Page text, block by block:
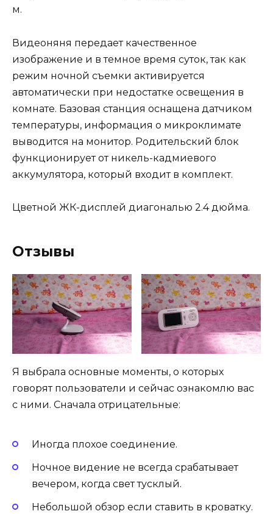
м.
Видеоняня передает качественное
изображение и в темное время суток, так как
режим ночной съемки активируется
автоматически при недостатке освещения в
комнате. Базовая станция оснащена датчиком
температуры, информация о микроклимате
выводится на монитор. Родительский блок
функционирует от никель-кадмиевого
аккумулятора, который входит в комплект.
Цветной ЖК-дисплей диагональю 2.4 дюйма.
Отзывы
Я выбрала основные моменты, о которых
говорят пользователи и сейчас ознакомлю вас
с ними. Сначала отрицательные:
Иногда плохое соединение.
Ночное видение не всегда срабатывает
вечером, когда свет тусклый.
Небольшой обзор если ставить в кроватку.